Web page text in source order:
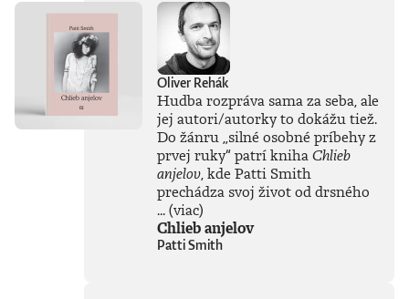
fašizmus, revolúciu,
imagináciu, Garáže,
gitaru, klavír,
mamu, otca aj
brata.Štyri
medzihry vo forme
posluchových
jukeboxov testujú
Denisov hudobný
rozhľad. Body
pozbiera takmer za
všetko.Za rozhovor
s Denisom Bangom
o Beatles, ktorý je
Oliver Rehák
Hudba rozpráva sama za seba, ale
jej autori/autorky to dokážu tiež.
Do žánru „silné osobné príbehy z
prvej ruky“patrí knihaChlieb
anjelov, kde Patti Smith
prechádza svoj život od drsného
...(viac)
Chlieb anjelov
Patti Smith